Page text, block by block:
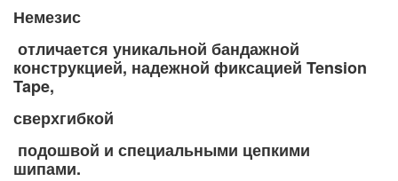
Немезис
отличается уникальной бандажной
конструкцией, надежной фиксацией Tension
Tape,
сверхгибкой
подошвой и специальными цепкими
шипами.